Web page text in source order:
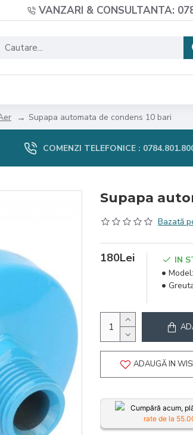
VANZARI & CONSULTANTA:
Supapa automata de condens 10 bari
COMENZI TELEFONICE :
Supapa
Bazată
180Lei
IN
Model:
ADAUGĂ IN
Cumpără acum,
rate de la